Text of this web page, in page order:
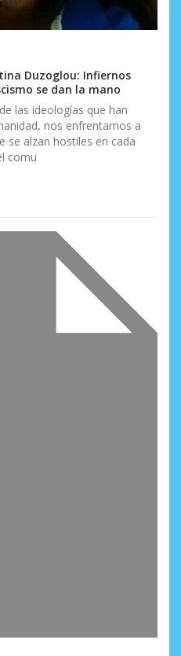
Duzoglou: Infiernos
se dan la mano
las ideologías que han
nos enfrentamos a
se alzan hostiles en cada
comu